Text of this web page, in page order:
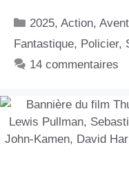
Catégories
2025,Action,
Fantastique, Policier,
14 commentaires